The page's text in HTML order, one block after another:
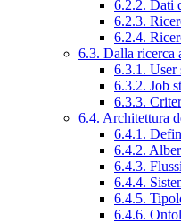
6.2.2. Dati
6.2.3.
6.2.4.
6.3. Dalla ricerca
6.3.1. User
6.3.2. Job
6.3.3.
6.4. Architettura
6.4.1.
6.4.2.
6.4.3.
6.4.4.
6.4.5.
6.4.6.